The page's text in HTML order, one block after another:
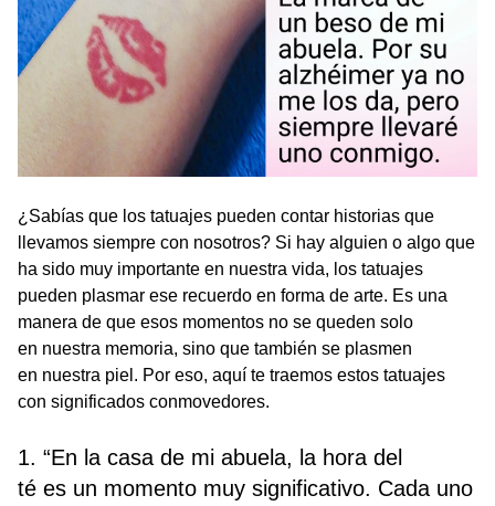
¿Sabías que los tatuajes pueden contar historias que
llevamos siempre con nosotros? Si hay alguien o algo que
ha sido muy importante en nuestra vida, los tatuajes
pueden plasmar ese recuerdo en forma de arte. Es una
manera de que esos momentos no se queden solo
en nuestra memoria, sino que también se plasmen
en nuestra piel. Por eso, aquí te traemos estos tatuajes
con significados conmovedores.
1. “En la casa de mi abuela, la hora del
té es un momento muy significativo. Cada uno